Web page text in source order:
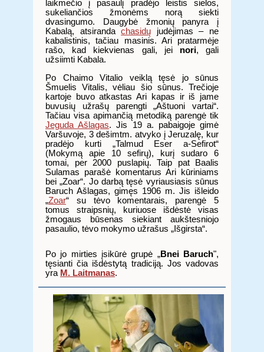
laikmečio į pasaulį pradėjo leistis sielos,
sukeliančios žmonėms norą siekti
dvasingumo. Daugybė žmonių panyra į
Kabalą, atsirandachasidų judėjimas – ne
kabalistinis, tačiau masinis. Ari pratarmėje
rašo, kad kiekvienas gali, jei nori, gali
užsiimti Kabala.
Po Chaimo Vitalio veiklą tęsė jo sūnus
Šmuelis Vitalis, vėliau šio sūnus. Trečioje
kartoje buvo atkastas Ari kapas ir iš jame
buvusių užrašų parengti „Aštuoni vartai“.
Tačiau visa apimančią metodiką parengė tik
Jeguda Ašlagas. Jis 19 a. pabaigoje gimė
Varšuvoje, 3 dešimtm. atvyko į Jeruzalę, kur
pradėjo kurti „Talmud Eser a-Sefirot“
(Mokymą apie 10 sefirų), kurį sudaro 6
tomai, per 2000 puslapių. Taip pat Baalis
Sulamas parašė komentarus Ari kūriniams
bei „Zoar“. Jo darbą tęsė vyriausiasis sūnus
Baruch Ašlagas, gimęs 1906 m. Jis išleido
„Zoar“ su tėvo komentarais, parengė 5
tomus straipsnių, kuriuose išdėstė visas
žmogaus būsenas siekiant aukštesniojo
pasaulio, tėvo mokymo užrašus „Išgirsta“.
Po jo mirties įsikūrė grupė „Bnei Baruch",
tęsianti čia išdėstytą tradiciją. Jos vadovas
yra M. Laitmanas.